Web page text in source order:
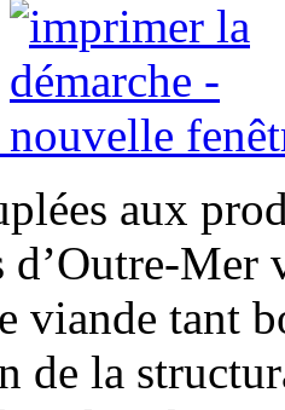
aux
d’Outre-
viande tant
de la